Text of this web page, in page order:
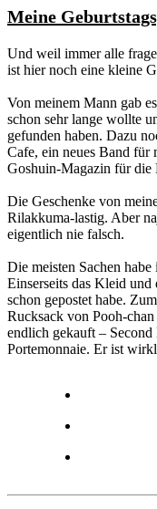
Meine
Und weil immer alle
ist hier noch eine kleine
Von meinem Mann gab
schon sehr lange wollte
gefunden haben. Dazu
Cafe, ein neues Band für
Goshuin-Magazin für die
Die Geschenke von
Rilakkuma-lastig. Aber
eigentlich nie falsch.
Die meisten Sachen
Einserseits das Kleid
schon gepostet habe.
Rucksack von Pooh-
endlich gekauft –
Portemonnaie. Er ist